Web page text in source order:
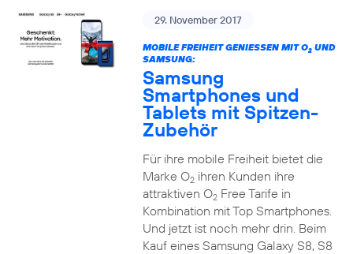
29. November 2017
MOBILE FREIHEIT GENIESSEN MIT O 2UND
SAMSUNG:
Samsung
Smartphones und
Tablets mit Spitzen-
Zubehör
Für ihre mobile Freiheit bietet die
Marke O2ihren Kunden ihre
attraktiven O2Free Tarife in
Kombination mit Top Smartphones.
Und jetzt ist noch mehr drin. Beim
Kauf eines Samsung Galaxy S8, S8